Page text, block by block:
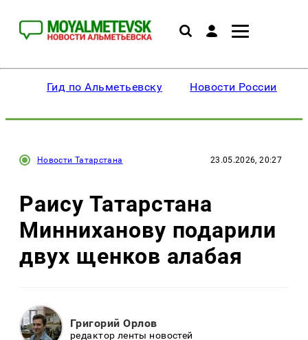
Гид по Альметьевску Новости России
Новости Татарстана 23.05.2026, 20:27
Раису Татарстана
Минниханову подарили
двух щенков алабая
Григорий Орлов
редактор ленты новостей